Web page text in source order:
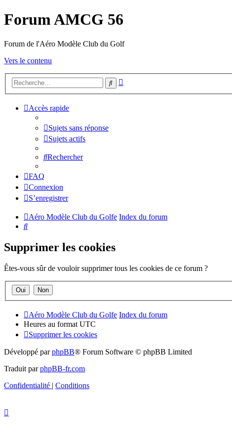
Forum AMCG 56
Forum de l'Aéro Modèle Club du Golf
Vers le contenu
Rechercher
Accès rapide
Sujets sans réponse
Sujets actifs
Rechercher
FAQ
Connexion
S’enregistrer
Aéro Modèle Club du Golfe Index du forum
Rechercher
Supprimer les cookies
Êtes-vous sûr de vouloir supprimer tous les cookies de ce forum ?
Aéro Modèle Club du Golfe Index du forum
Heures au format UTC
Supprimer les cookies
Développé parphpBB® Forum Software © phpBB Limited
Traduit parphpBB-fr.com
Confidentialité | Conditions